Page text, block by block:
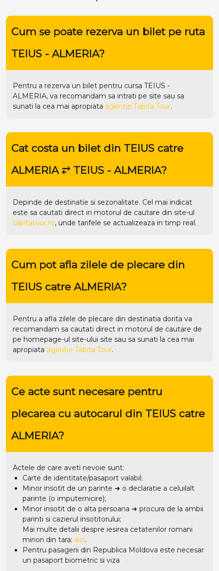
Cum se poate rezerva un bilet pe ruta
TEIUS - ALMERIA?
Pentru a rezerva un bilet pentru cursa TEIUS -
ALMERIA, va recomandam sa intrati pe site sau sa
sunati la cea mai apropiata agentie Tabita Tour.
Cat costa un bilet din TEIUS catre
ALMERIA ⥂ TEIUS - ALMERIA?
Depinde de destinatie si sezonalitate. Cel mai indicat
este sa cautati direct in motorul de cautare din site-ul
tabitatour.ro, unde tarifele se actualizeaza in timp real.
Cum pot afla zilele de plecare din
TEIUS catre ALMERIA?
Pentru a afla zilele de plecare din destinatia dorita va
recomandam sa cautati direct in motorul de cautare de
pe homepage-ul site-ului site sau sa sunati la cea mai
apropiata agentie Tabita Tour.
Ce acte sunt necesare pentru
plecarea cu autocarul din TEIUS catre
ALMERIA?
Actele de care aveti nevoie sunt:
Carte de identitate/pasaport valabil;
Minor insotit de un parinte ➜ o declaratie a celuilalt
parinte (o imputernicire);
Minor insotit de o alta persoana ➜ procura de la ambii
parinti si cazierul insotitorului;
Mai multe detalii despre iesirea cetatenilor romani
minori din tara: aici.
Pentru pasagerii din Republica Moldova este necesar
un pasaport biometric si viza